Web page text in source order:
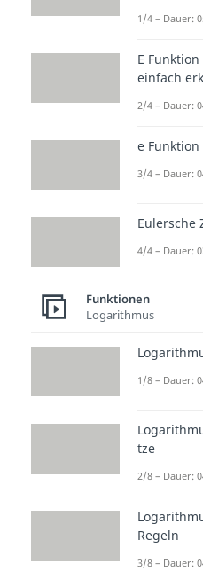
Für
Werte
dieser
1/4 – Dauer:
E Funktion
einfach
2/4 – Dauer:
e Funktion
3/4 – Dauer:
Eulersche
4/4 – Dauer:
Funktionen
Logarithmus
1/8 – Dauer:
tze
2/8 – Dauer:
Regeln
3/8 – Dauer: